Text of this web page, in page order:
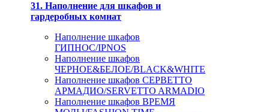
31. Наполнение для шкафов и
гардеробных комнат
Наполнение шкафов
ГИПНОС/IPNOS
Наполнение шкафов
ЧЕРНОЕ&БЕЛОЕ/BLACK&WHITE
Наполнение шкафов СЕРВЕТТО
АРМАДИО/SERVETTO ARMADIO
Наполнение шкафов ВРЕМЯ